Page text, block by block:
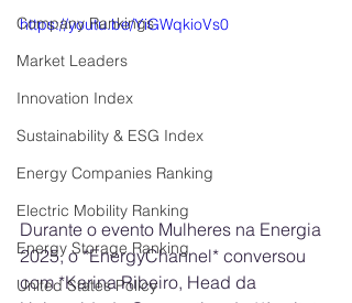
Company Rankings
Market Leaders
Innovation Index
Sustainability & ESG Index
Energy Companies Ranking
Electric Mobility Ranking
Energy Storage Ranking
United States Policy
https://youtu.be/YiGWqkioVs0
Durante o evento Mulheres na Energia
2025, o *EnergyChannel* conversou
com *Karina Ribeiro, Head da